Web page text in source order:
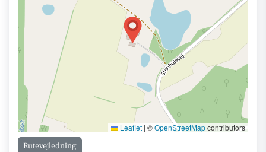
Leaflet | ©OpenStreetMapcontributors
Rutevejledning